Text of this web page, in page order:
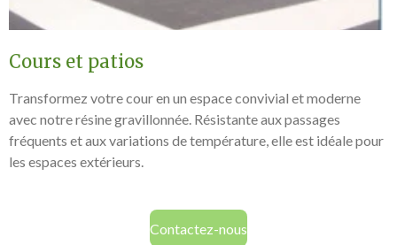
Cours et patios
Transformez votre cour en un espace convivial et moderne
avec notre résine gravillonnée. Résistante aux passages
fréquents et aux variations de température, elle est idéale pour
les espaces extérieurs.
Contactez-nous